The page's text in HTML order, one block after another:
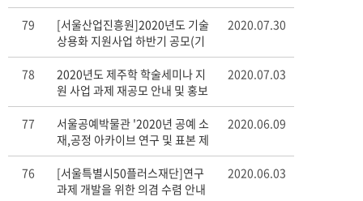
79
[서울산업진흥원]2020년도 기술
상용화 지원사업 하반기 공모(기
업만 신청 가능)
2020.07.30
78
2020년도 제주학 학술세미나 지
원 사업 과제 재공모 안내 및 홍보
협조 요청
2020.07.03
77
서울공예박물관 '2020년 공예 소
재,공정 아카이브 연구 및 표본 제
작' 용역 입찰 (재)공고 게시 알림
2020.06.09
76
[서울특별시50플러스재단]연구
과제 개발을 위한 의겸 수렴 안내
2020.06.03